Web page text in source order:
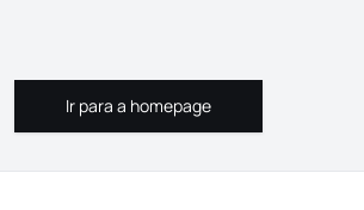
Ir para a homepage
Ir para a homepage